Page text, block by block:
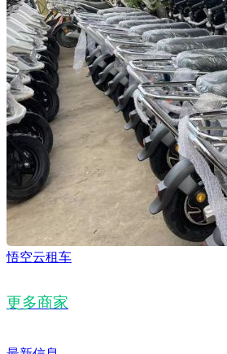
悟空云租车
更多商家